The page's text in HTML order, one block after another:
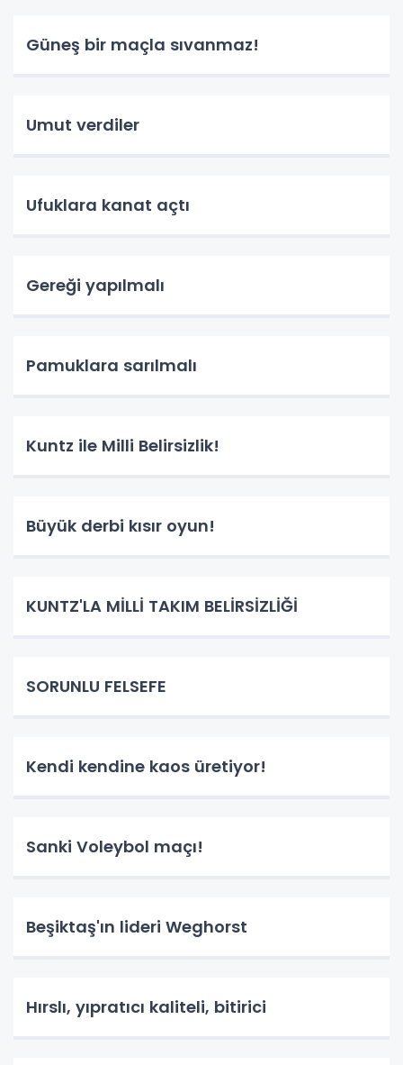
Güneş bir maçla sıvanmaz!
Umut verdiler
Ufuklara kanat açtı
Gereği yapılmalı
Pamuklara sarılmalı
Kuntz ile Milli Belirsizlik!
Büyük derbi kısır oyun!
KUNTZ'LA MİLLİ TAKIM BELİRSİZLİĞİ
SORUNLU FELSEFE
Kendi kendine kaos üretiyor!
Sanki Voleybol maçı!
Beşiktaş'ın lideri Weghorst
Hırslı, yıpratıcı kaliteli, bitirici